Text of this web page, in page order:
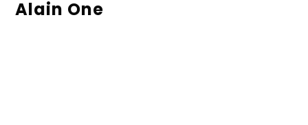
Alain One